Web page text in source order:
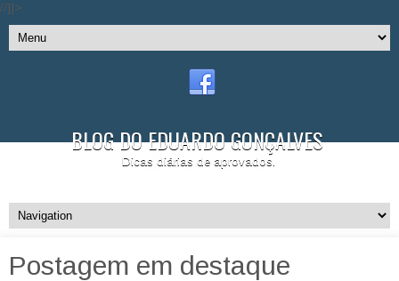
//]]>
BLOG DO EDUARDO GONÇALVES
Dicas diárias de aprovados.
Postagem em destaque